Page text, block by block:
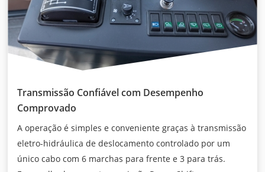
Transmissão Confiável com Desempenho
Comprovado
A operação é simples e conveniente graças à transmissão
eletro-hidráulica de deslocamento controlado por um
único cabo com 6 marchas para frente e 3 para trás.